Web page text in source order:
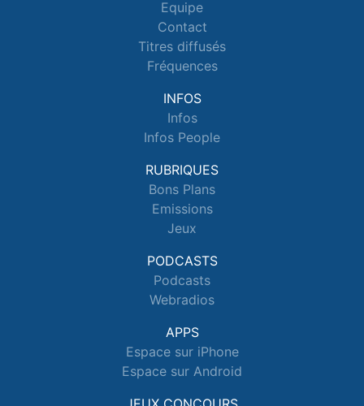
Equipe
Contact
Titres diffusés
Fréquences
INFOS
Infos
Infos People
RUBRIQUES
Bons Plans
Emissions
Jeux
PODCASTS
Podcasts
Webradios
APPS
Espace sur iPhone
Espace sur Android